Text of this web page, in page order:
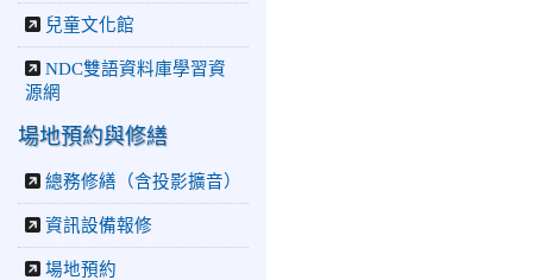
兒童文化館
NDC雙語資料庫學習資
源網
場地預約與修繕
總務修繕（含投影擴音）
資訊設備報修
場地預約